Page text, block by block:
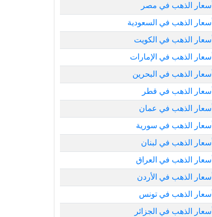
أسعار الذهب في مصر
أسعار الذهب في السعودية
أسعار الذهب في الكويت
أسعار الذهب في الإمارات
أسعار الذهب في البحرين
أسعار الذهب في قطر
أسعار الذهب في عمان
أسعار الذهب في سورية
أسعار الذهب في لبنان
أسعار الذهب في العراق
أسعار الذهب في الأردن
أسعار الذهب في تونس
أسعار الذهب في الجزائر